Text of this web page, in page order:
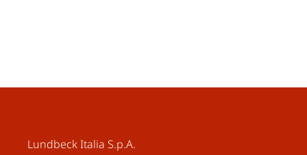
Lundbeck Italia S.p.A.